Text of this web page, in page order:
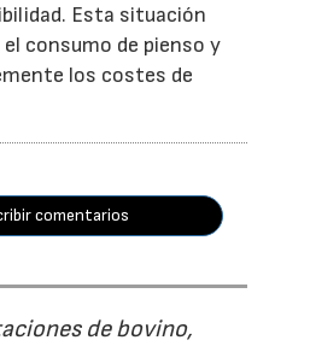
Esta situación
consumo de pienso y
los costes de
comentarios
de bovino,